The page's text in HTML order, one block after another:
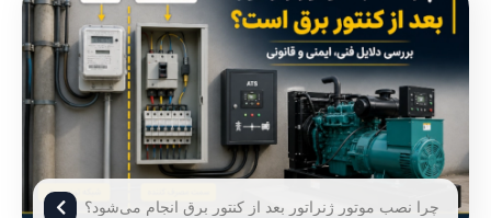
چرا نصب موتور ژنراتور بعد از کنتور برق انجام می‌شود؟